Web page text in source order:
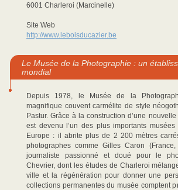
6001 Charleroi (Marcinelle)
Site Web
http://www.leboisducazier.be
Le Musée de la Photographie : un
mondial
Depuis 1978, le Musée de la
magnifique couvent carmélite de style
Pastur. Grâce à la construction d’une
est devenu l’un des plus importants
Europe : il abrite plus de 2 200 mètres
photographes comme Gilles Caron
journaliste passionné et doué pour le
Chevrier, dont les études de Charleroi
ville et la régénération pour donner une
collections permanentes du musée comptent